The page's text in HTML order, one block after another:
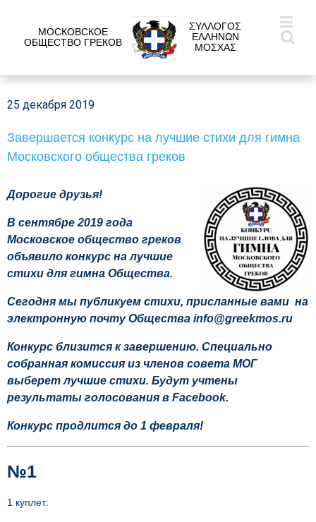
МОСКОВСКОЕ
ОБЩЕСТВО ГРЕКОВ
ΣΥΛΛΟΓΟΣ
ΕΛΛΗΝΩΝ
ΜΟΣΧΑΣ
25 декабря 2019
Завершается конкурс на лучшие стихи для гимна
Московского общества греков
Дорогие друзья!
В сентябре 2019 года
Московское общество греков
объявило конкурс на лучшие
стихи для гимна Общества.
Сегодня мы публикуем стихи, присланные вами на
электронную почту Общества info@greekmos.ru
Конкурс близится к завершению. Специально
собранная комиссия из членов совета МОГ
выберет лучшие стихи. Будут учтены
результаты голосования в Facebook.
Конкурс продлится до 1 февраля!
№1
1 куплет: